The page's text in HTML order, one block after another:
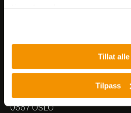
Tillat alle
Tilpass
Besøksadresse:
0667 OSLO
Nils Hansens vei 10
0667 OSLO